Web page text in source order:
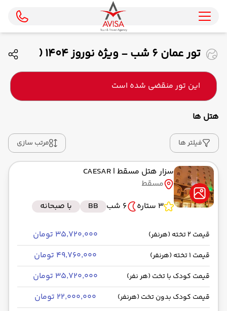
تور عمان 6 شب - ویژه نوروز 1404 (
قشم ایر )
این تور منقضی شده است
هتل ها
فیلتر ها مرتب سازی
سزار هتل مسقط | CAESAR
مسقط
3 ستاره
6 شب BB با صبحانه
قیمت 2 تخته (هرنفر) ۳۵٬۷۲۰٬۰۰۰ تومان
قیمت 1 تخته (هرنفر) ۴۹٬۷۶۰٬۰۰۰ تومان
قیمت کودک با تخت (هر نفر) ۳۵٬۷۲۰٬۰۰۰ تومان
قیمت کودک بدون تخت (هرنفر) ۲۲٬۰۰۰٬۰۰۰ تومان